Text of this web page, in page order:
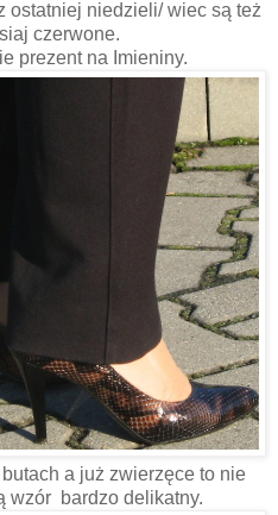
ostatniej niedzieli/ wiec są też
czerwone.
prezent na Imieniny.
a już zwierzęce to nie
wzór bardzo delikatny.